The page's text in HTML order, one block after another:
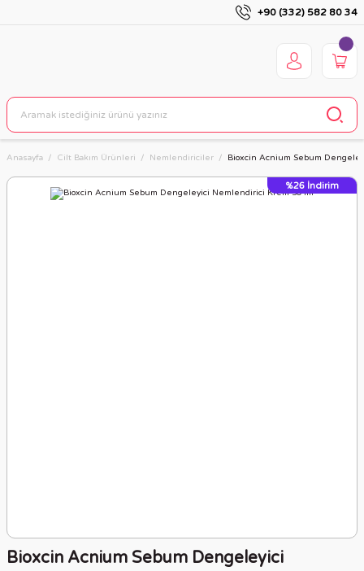
+90 (332) 582 80 34
Anasayfa Cilt Bakım Ürünleri Nemlendiriciler Bioxcin Acnium Sebum
%26 İndirim
Bioxcin Acnium Sebum Dengeleyici